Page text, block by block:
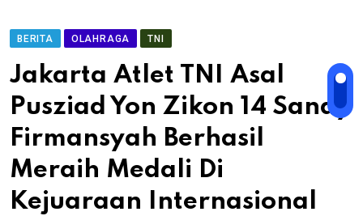
BERITA OLAHRAGA TNI
Jakarta Atlet TNI Asal
Pusziad Yon Zikon 14 Sandy
Firmansyah Berhasil
Meraih Medali Di
Kejuaraan Internasional